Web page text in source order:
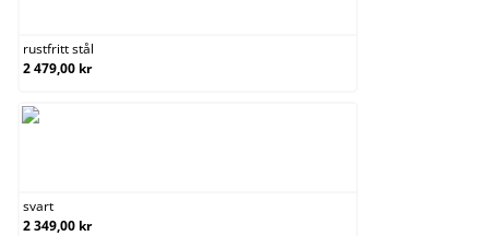
rustfritt stål
2 479,00 kr
svart
2 349,00 kr